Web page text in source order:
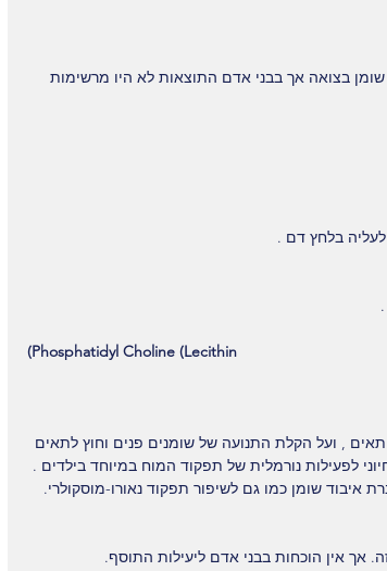
בצואה אך בבני אדם התוצאות לא היו מרשימות
בלחץ דם .
(Phosphatidyl Choline (Lecithin
, ועל הקלת התנועה של שומנים פנים וחוץ לתאים
לפעילות נורמלית של תפקוד המוח במיוחד בילדים .
אך אין הוכחות בבני אדם ליעילות התוסף.